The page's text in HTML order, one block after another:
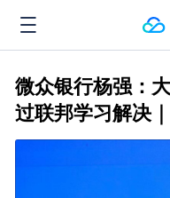
微众银行杨强：
过联邦学习解决